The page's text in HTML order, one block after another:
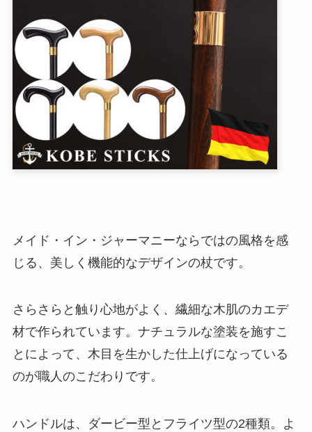
メイド・イン・ジャーマニーならではの風格を感
じる、美しく機能的なデザインの杖です。
さらさらと触り心地がよく、繊細な木肌のカエデ
材で作られています。ナチュラルな塗装を施すこ
とによって、木目を生かした仕上げになっている
のが職人のこだわりです。
ハンドルは、ダービー型とフライツ型の2種類。よ